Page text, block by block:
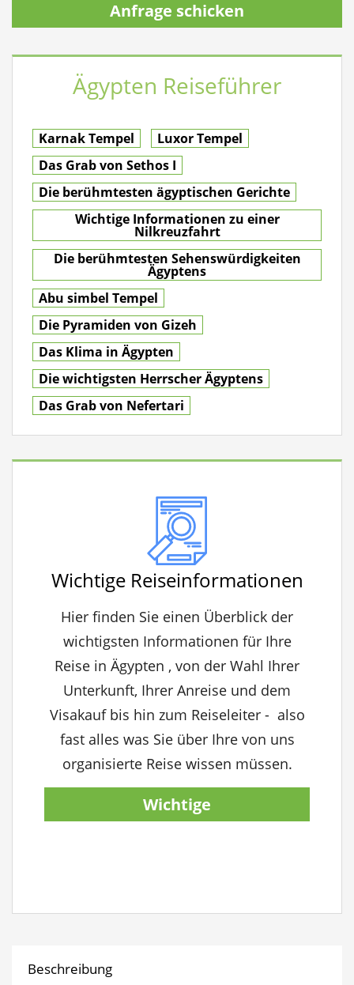
Anfrage schicken
Ägypten Reiseführer
Karnak Tempel
Luxor Tempel
Das Grab von Sethos I
Die berühmtesten ägyptischen Gerichte
Wichtige Informationen zu einer
Nilkreuzfahrt
Die berühmtesten Sehenswürdigkeiten
Ägyptens
Abu simbel Tempel
Die Pyramiden von Gizeh
Das Klima in Ägypten
Die wichtigsten Herrscher Ägyptens
Das Grab von Nefertari
Wichtige Reiseinformationen
Hier finden Sie einen Überblick der
wichtigsten Informationen für Ihre
Reise in Ägypten , von der Wahl Ihrer
Unterkunft, Ihrer Anreise und dem
Visakauf bis hin zum Reiseleiter - also
fast alles was Sie über Ihre von uns
organisierte Reise wissen müssen.
Wichtige
Beschreibung